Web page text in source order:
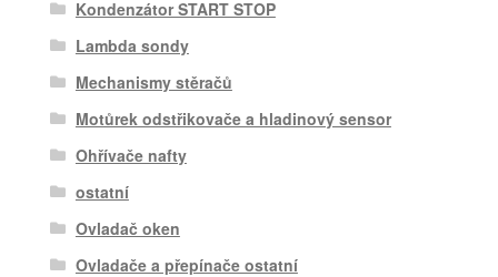
Kondenzátor START STOP
Lambda sondy
Mechanismy stěračů
Motůrek odstřikovače a hladinový sensor
Ohřívače nafty
ostatní
Ovladač oken
Ovladače a přepínače ostatní